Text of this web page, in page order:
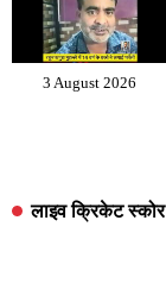
3 August 2026
लाइव क्रिकेट स्कोर